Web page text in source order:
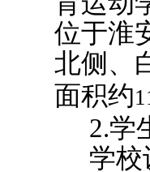
位于淮
北侧、
面积约
2.学
学校